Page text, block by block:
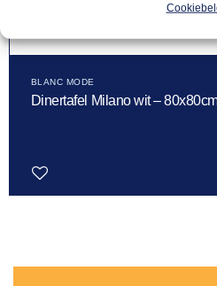
BLANC MODE
Dinertafel Milano wit –